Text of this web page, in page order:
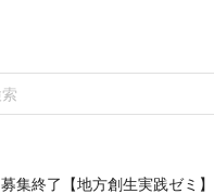
募集終了【地方創生実践ゼミ】